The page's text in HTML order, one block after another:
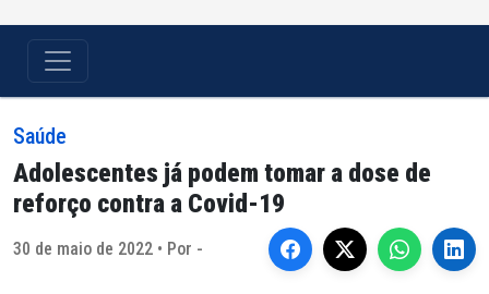
Saúde
Adolescentes já podem tomar a dose de
reforço contra a Covid-19
30 de maio de 2022 • Por -